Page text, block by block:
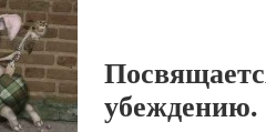
убеждению.